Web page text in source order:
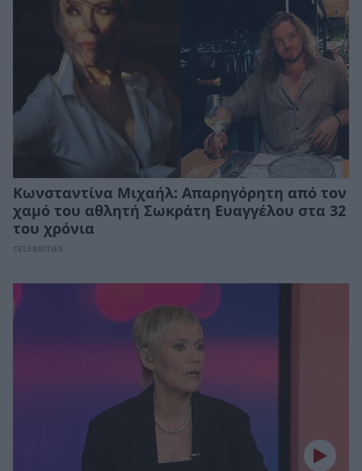
Κωνσταντίνα Μιχαήλ: Απαρηγόρητη από τον
χαμό του αθλητή Σωκράτη Ευαγγέλου στα 32
του χρόνια
CELEBRITIES